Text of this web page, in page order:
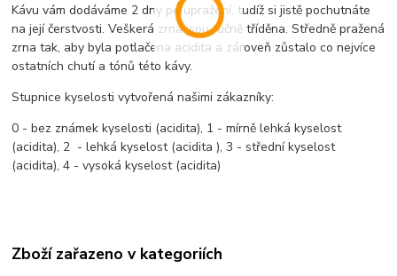
Kávu vám dodáváme 2 dny po upražení, tudíž si jistě pochutnáte
na její čerstvosti. Veškerá zrna jsou ručně tříděna. Středně pražená
zrna tak, aby byla potlačena acidita a zároveň zůstalo co nejvíce
ostatních chutí a tónů této kávy.
Stupnice kyselosti vytvořená našimi zákazníky:
0 - bez známek kyselosti (acidita), 1 - mírně lehká kyselost
(acidita), 2 - lehká kyselost (acidita ), 3 - střední kyselost
(acidita), 4 - vysoká kyselost (acidita)
Zboží zařazeno v kategoriích